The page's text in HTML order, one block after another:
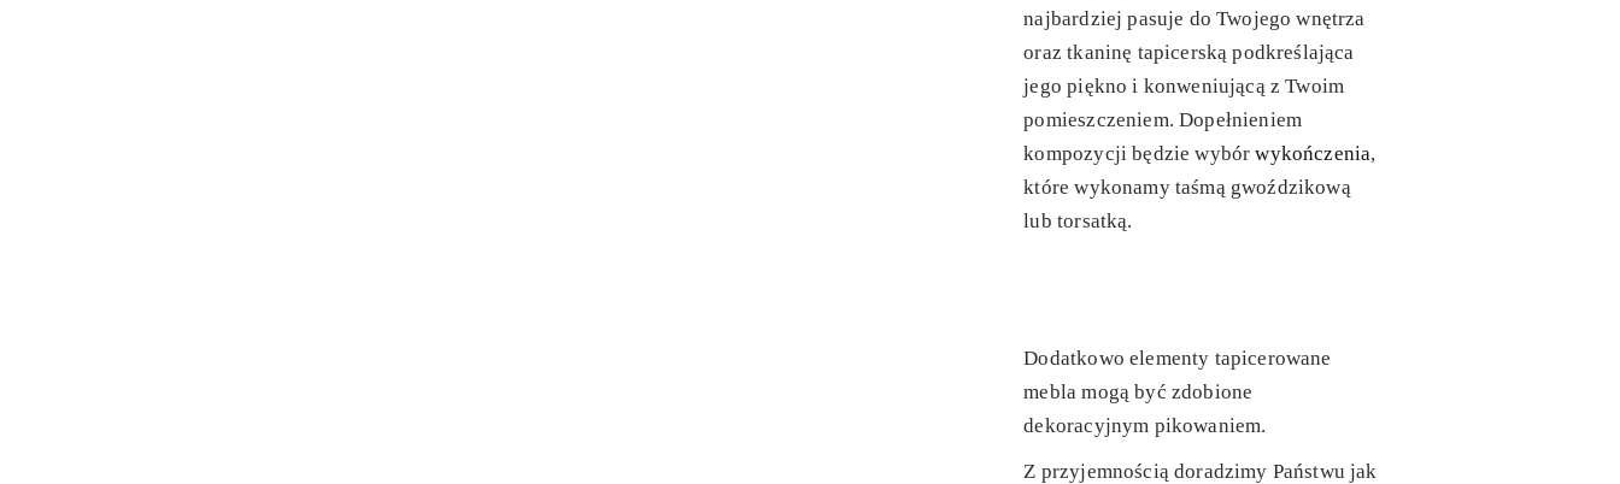
najbardziej pasuje do Twojego wnętrza
oraz tkaninę tapicerską podkreślająca
jego piękno i konweniującą z Twoim
pomieszczeniem. Dopełnieniem
kompozycji będzie wybórwykończenia,
które wykonamy taśmą gwoździkową
lub torsatką.
Dodatkowo elementy tapicerowane
mebla mogą być zdobione
dekoracyjnym pikowaniem.
Z przyjemnością doradzimy Państwu jak